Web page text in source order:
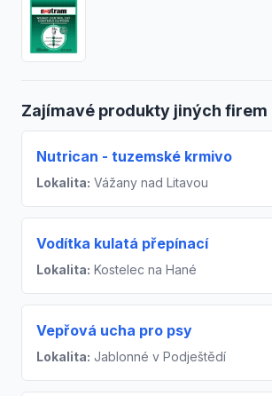
Zajímavé produkty jiných firem
Nutrican - tuzemské krmivo
Lokalita: Vážany nad Litavou
Vodítka kulatá přepínací
Lokalita: Kostelec na Hané
Vepřová ucha pro psy
Lokalita: Jablonné v Podještědí